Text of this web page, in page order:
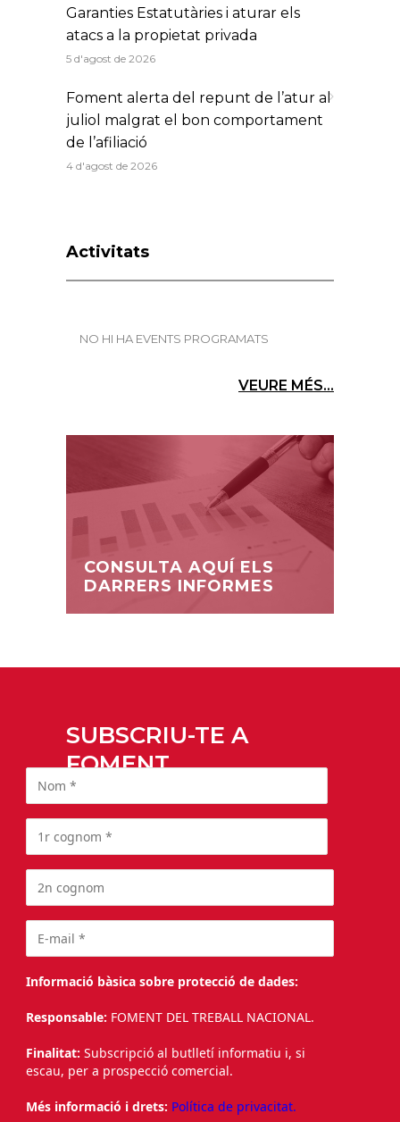
Garanties Estatutàries i aturar els
atacs a la propietat privada
5 d'agost de 2026
Foment alerta del repunt de l’atur al
juliol malgrat el bon comportament
de l’afiliació
4 d'agost de 2026
Activitats
NO HI HA EVENTS PROGRAMATS
VEURE MÉS...
CONSULTA AQUÍ ELS
DARRERS INFORMES
SUBSCRIU-TE A
FOMENT
Informació bàsica sobre protecció de dades:
Responsable: FOMENT DEL TREBALL NACIONAL.
Finalitat: Subscripció al butlletí informatiu i, si
escau, per a prospecció comercial.
Més informació i drets: Política de privacitat.